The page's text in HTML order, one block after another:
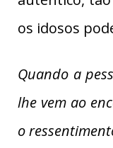
os idosos
Quando a
lhe vem ao
o